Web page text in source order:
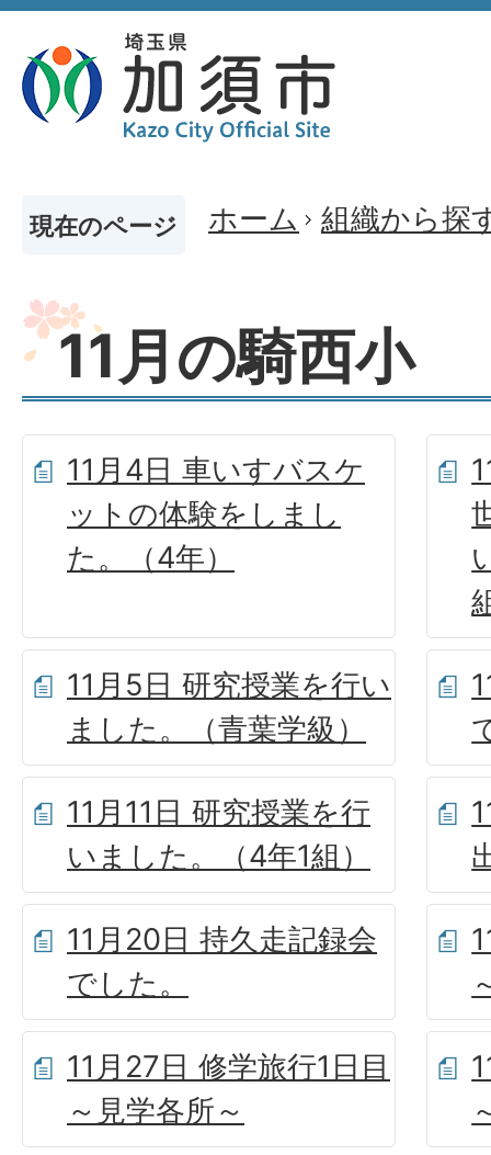
現在のページ ホーム 組織から探
11月の騎西小
11月4日 車いすバスケ
ットの体験をしまし
た。（4年）
11月5日 研究授業を行い
ました。（青葉学級）
11月11日 研究授業を行
いました。（4年1組）
11月20日 持久走記録会
でした。
11月27日 修学旅行1日目
～見学各所～